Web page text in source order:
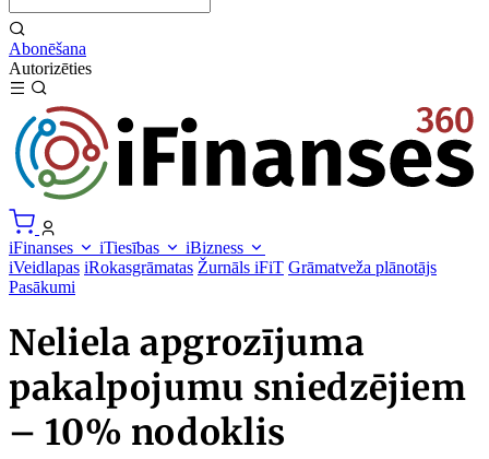
Abonēšana
Autorizēties
iFinanses iTiesības
iBizness
iVeidlapas iRokasgrāmatas Žurnāls iFiT Grāmatveža plānotājs
Pasākumi
Neliela apgrozījuma
pakalpojumu sniedzējiem
– 10% nodoklis